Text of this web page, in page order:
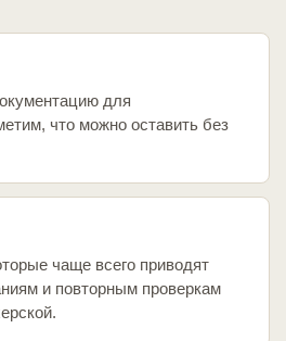
для
что можно оставить без
чаще всего приводят
и повторным проверкам